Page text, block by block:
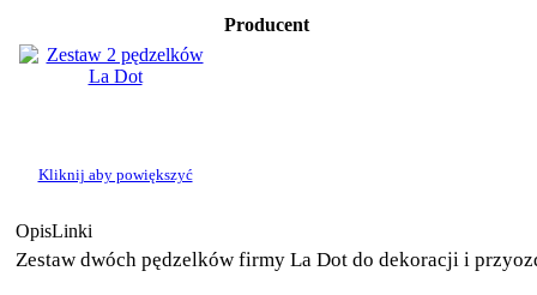
Kliknij aby powiększyć
Producent
OpisLinki
Zestaw dwóch pędzelków firmy La Dot do dekoracji i